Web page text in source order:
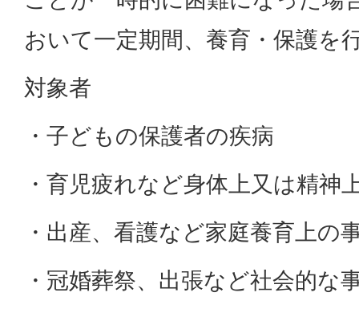
おいて一定期間、養育・保護を
対象者
・子どもの保護者の疾病
・育児疲れなど身体上又は精神
・出産、看護など家庭養育上の
・冠婚葬祭、出張など社会的な